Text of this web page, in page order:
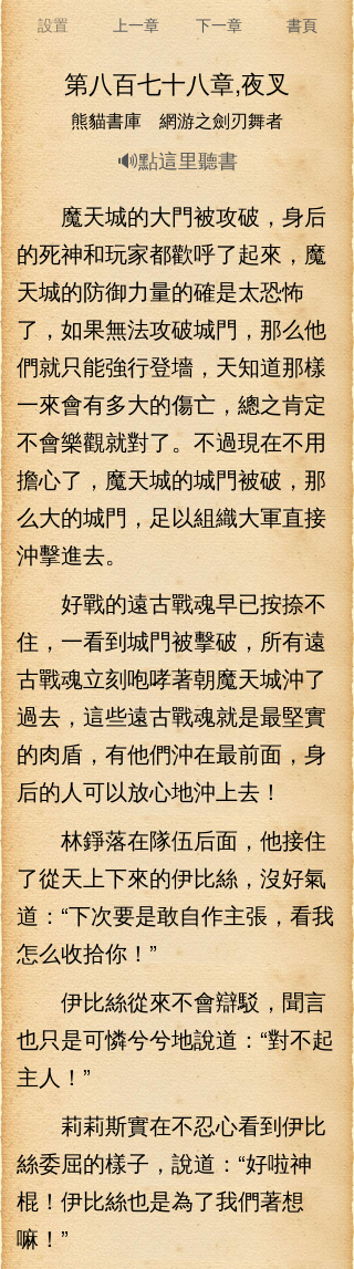
設置 上一章 下一章 書頁
第八百七十八章,夜叉
熊貓書庫 網游之劍刃舞者
🔊點這里聽書
魔天城的大門被攻破，身后
的死神和玩家都歡呼了起來，魔
天城的防御力量的確是太恐怖
了，如果無法攻破城門，那么他
們就只能強行登墻，天知道那樣
一來會有多大的傷亡，總之肯定
不會樂觀就對了。不過現在不用
擔心了，魔天城的城門被破，那
么大的城門，足以組織大軍直接
沖擊進去。
好戰的遠古戰魂早已按捺不
住，一看到城門被擊破，所有遠
古戰魂立刻咆哮著朝魔天城沖了
過去，這些遠古戰魂就是最堅實
的肉盾，有他們沖在最前面，身
后的人可以放心地沖上去！
林錚落在隊伍后面，他接住
了從天上下來的伊比絲，沒好氣
道：“下次要是敢自作主張，看我
怎么收拾你！”
伊比絲從來不會辯駁，聞言
也只是可憐兮兮地說道：“對不起
主人！”
莉莉斯實在不忍心看到伊比
絲委屈的樣子，說道：“好啦神
棍！伊比絲也是為了我們著想
嘛！”